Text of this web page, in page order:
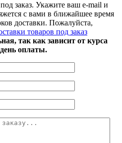
заказ. Укажите ваш e-mail и
с вами в ближайшее время
доставки. Пожалуйста,
товаров под заказ
так как зависит от курса
оплаты.